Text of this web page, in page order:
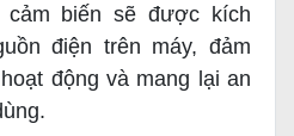
biến sẽ được kích
điện trên máy, đảm
động và mang lại an